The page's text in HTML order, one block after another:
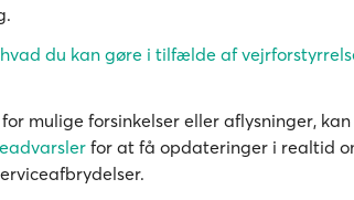
hvad du kan gøre i tilfælde af
mulige forsinkelser eller aflysninger,
for at få opdateringer i realtid